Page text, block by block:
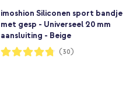
imoshion Siliconen sport bandje
met gesp - Universeel 20 mm
aansluiting - Beige
Waardering:
95%
(30)